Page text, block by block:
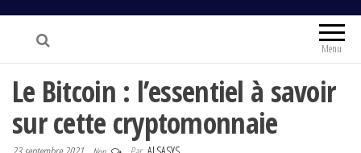
Alsasys Finance & Marketing
Menu
Le Bitcoin : l’essentiel à savoir
sur cette cryptomonnaie